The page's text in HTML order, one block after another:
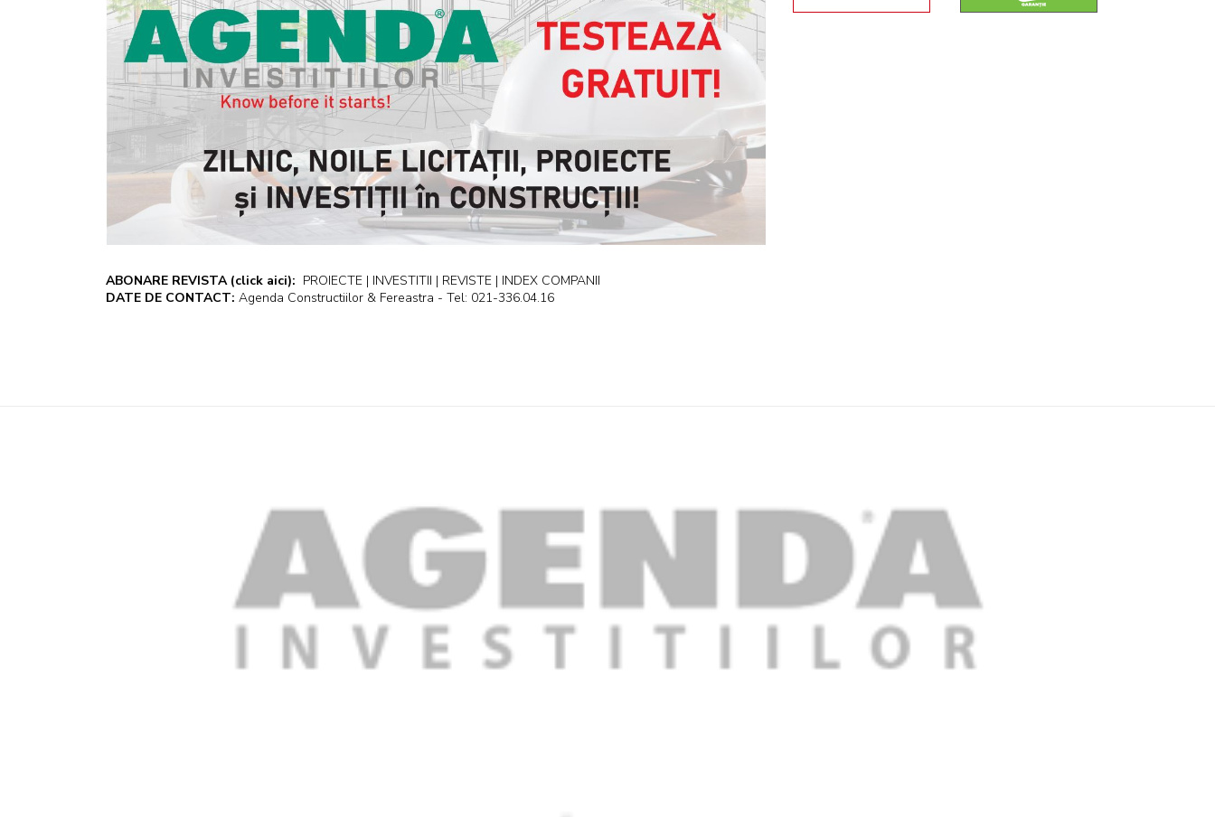
ABONARE REVISTA (click aici): PROIECTE | INVESTITII | REVISTE | INDEX COMPANII
DATE DE CONTACT: Agenda Constructiilor & Fereastra - Tel: 021-336.04.16